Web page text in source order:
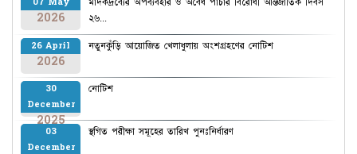
07 May
2026
২৬...
26 April
2026
নতুনকুঁড়ি আয়োজিত খেলাধুলায় অংশগ্রহণের নোটিশ
30
December
2025
নোটিশ
03
December
স্থগিত পরীক্ষা সমূহের তারিখ পুনঃনির্ধারণ